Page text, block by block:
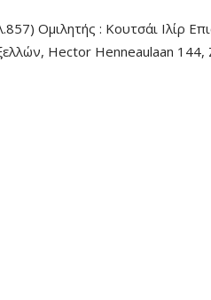
Ομιλητής : Κουτσάι Ιλίρ
Hector Henneaulaan